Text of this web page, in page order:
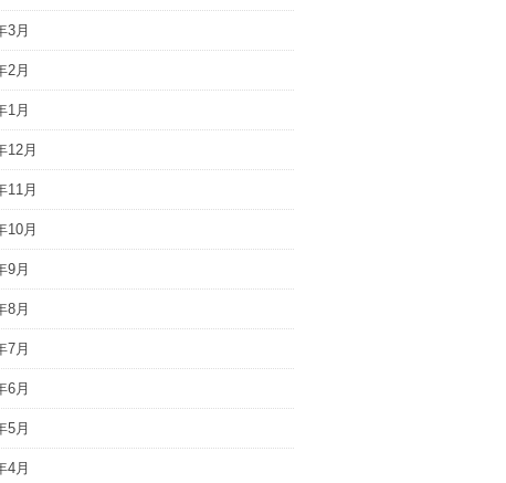
3月
2月
1月
12月
11月
10月
9月
8月
7月
6月
5月
4月